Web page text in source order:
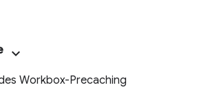
Workbox-Precaching